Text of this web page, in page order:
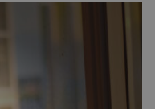
v přírodě
před více […]